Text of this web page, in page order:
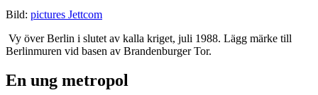
Bild: pictures Jettcom
Vy över Berlin i slutet av kalla kriget, juli 1988. Lägg märke till
Berlinmuren vid basen av Brandenburger Tor.
En ung metropol